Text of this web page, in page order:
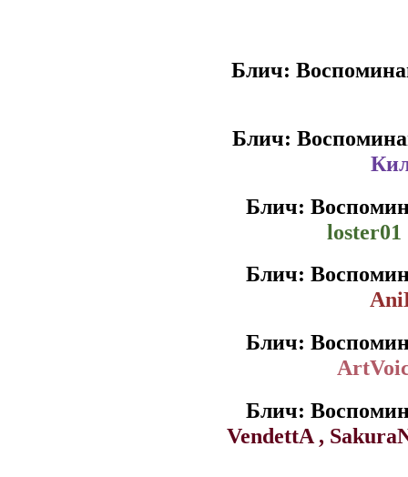
Блич:
Блич:
Блич:
Блич:
Блич:
Блич:
VendettA ,